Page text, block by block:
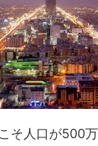
そ人口が500